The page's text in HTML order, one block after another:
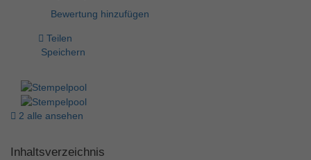
Bewertung hinzufügen
Teilen
Speichern
2 alle ansehen
Inhaltsverzeichnis